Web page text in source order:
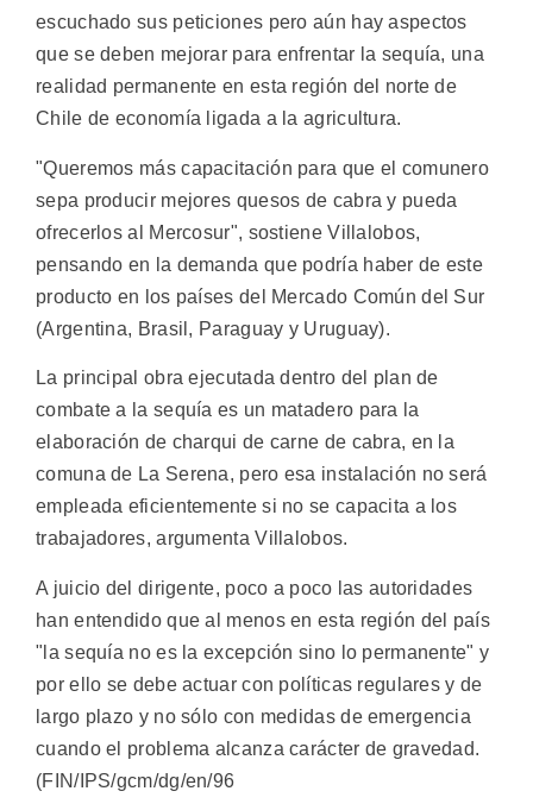
escuchado sus peticiones pero aún hay aspectos
que se deben mejorar para enfrentar la sequía, una
realidad permanente en esta región del norte de
Chile de economía ligada a la agricultura.
"Queremos más capacitación para que el comunero
sepa producir mejores quesos de cabra y pueda
ofrecerlos al Mercosur", sostiene Villalobos,
pensando en la demanda que podría haber de este
producto en los países del Mercado Común del Sur
(Argentina, Brasil, Paraguay y Uruguay).
La principal obra ejecutada dentro del plan de
combate a la sequía es un matadero para la
elaboración de charqui de carne de cabra, en la
comuna de La Serena, pero esa instalación no será
empleada eficientemente si no se capacita a los
trabajadores, argumenta Villalobos.
A juicio del dirigente, poco a poco las autoridades
han entendido que al menos en esta región del país
"la sequía no es la excepción sino lo permanente" y
por ello se debe actuar con políticas regulares y de
largo plazo y no sólo con medidas de emergencia
cuando el problema alcanza carácter de gravedad.
(FIN/IPS/gcm/dg/en/96